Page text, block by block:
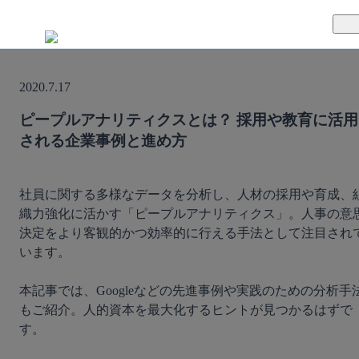
サポート体制
セキュリティ体制
料金案内
導入事例
活用方法
運営会社
お役立ち資料
2020.7.17
ピープルアナリティクスとは？ 採用や教育に活用
される企業事例と進め方
社員に関する多様なデータを分析し、人材の採用や育成、
織力強化に活かす「ピープルアナリティクス」。人事の意
決定をより客観的かつ効率的に行える手法として注目され
います。
本記事では、Googleなどの先進事例や実践のための分析手
もご紹介。人的資本を最大化するヒントが見つかるはずで
す。